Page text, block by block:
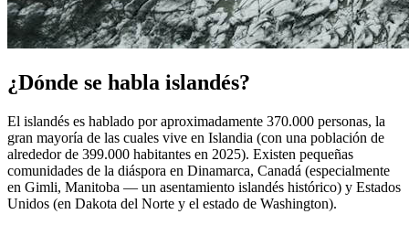
¿Dónde se habla islandés?
El islandés es hablado por aproximadamente 370.000 personas, la
gran mayoría de las cuales vive en Islandia (con una población de
alrededor de 399.000 habitantes en 2025). Existen pequeñas
comunidades de la diáspora en Dinamarca, Canadá (especialmente
en Gimli, Manitoba — un asentamiento islandés histórico) y Estados
Unidos (en Dakota del Norte y el estado de Washington).